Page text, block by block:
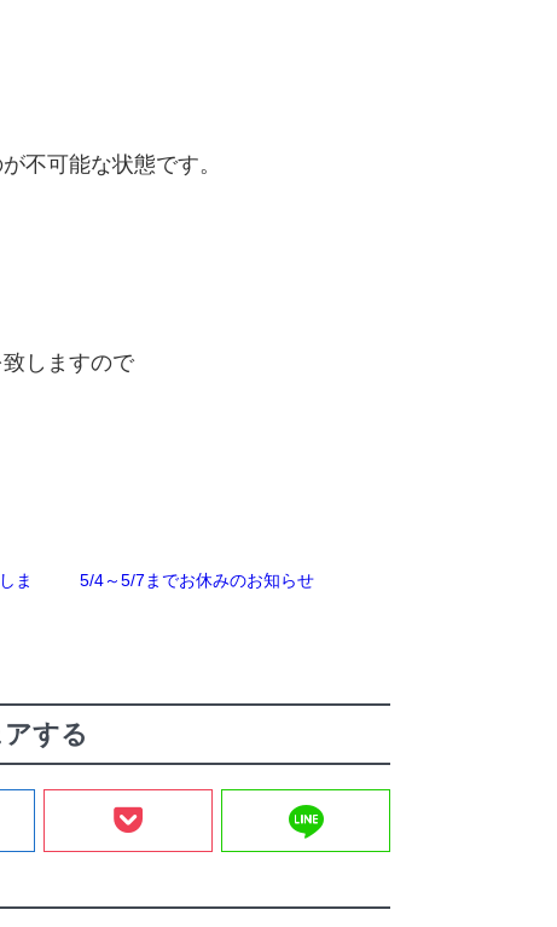
不可能な状態です。
しますので
ま
5/4～5/7までお休みのお知らせ
する
line